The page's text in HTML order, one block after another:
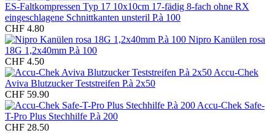
ES-Faltkompressen Typ 17 10x10cm 17-fädig 8-fach ohne RX
eingeschlagene Schnittkanten unsteril P.à 100
CHF 4.80
Nipro Kanülen rosa
18G 1,2x40mm P.à 100
CHF 4.50
Accu-Chek
Aviva Blutzucker Teststreifen P.à 2x50
CHF 59.90
Accu-Chek Safe-
T-Pro Plus Stechhilfe P.à 200
CHF 28.50